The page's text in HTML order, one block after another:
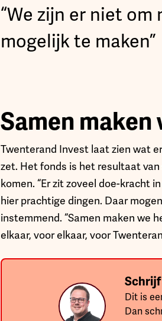
“We zijn er niet
mogelijk te maken”
Samen
Twenterand Invest laat zien wat
zet. Het fonds is het resultaat
komen. “Er zit zoveel doe-kracht
hier prachtige dingen. Daar
instemmend. “Samen maken we
elkaar, voor elkaar, voor
Dit is
Dan